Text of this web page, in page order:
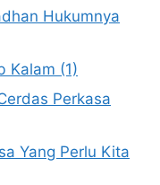
Hukumnya
Kalam (1)
Perkasa
Yang Perlu Kita